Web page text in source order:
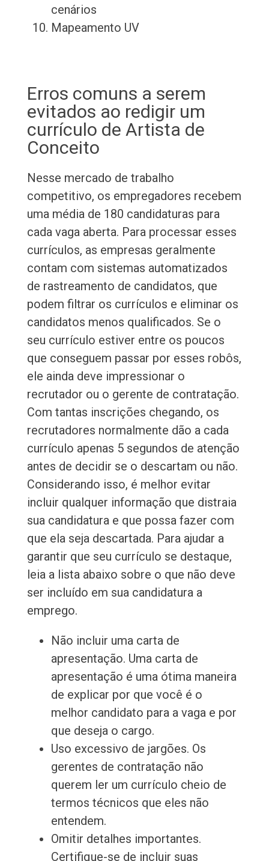
cenários
Mapeamento UV
Erros comuns a serem
evitados ao redigir um
currículo de Artista de
Conceito
Nesse mercado de trabalho
competitivo, os empregadores recebem
uma média de 180 candidaturas para
cada vaga aberta. Para processar esses
currículos, as empresas geralmente
contam com sistemas automatizados
de rastreamento de candidatos, que
podem filtrar os currículos e eliminar os
candidatos menos qualificados. Se o
seu currículo estiver entre os poucos
que conseguem passar por esses robôs,
ele ainda deve impressionar o
recrutador ou o gerente de contratação.
Com tantas inscrições chegando, os
recrutadores normalmente dão a cada
currículo apenas 5 segundos de atenção
antes de decidir se o descartam ou não.
Considerando isso, é melhor evitar
incluir qualquer informação que distraia
sua candidatura e que possa fazer com
que ela seja descartada. Para ajudar a
garantir que seu currículo se destaque,
leia a lista abaixo sobre o que não deve
ser incluído em sua candidatura a
emprego.
Não incluir uma carta de
apresentação. Uma carta de
apresentação é uma ótima maneira
de explicar por que você é o
melhor candidato para a vaga e por
que deseja o cargo.
Uso excessivo de jargões. Os
gerentes de contratação não
querem ler um currículo cheio de
termos técnicos que eles não
entendem.
Omitir detalhes importantes.
Certifique-se de incluir suas